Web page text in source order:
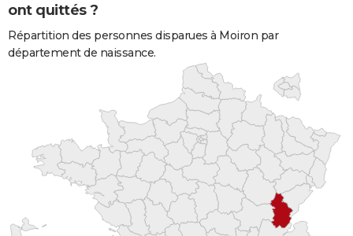
ont quittés ?
Répartition des personnes disparues à Moiron par
département de naissance.